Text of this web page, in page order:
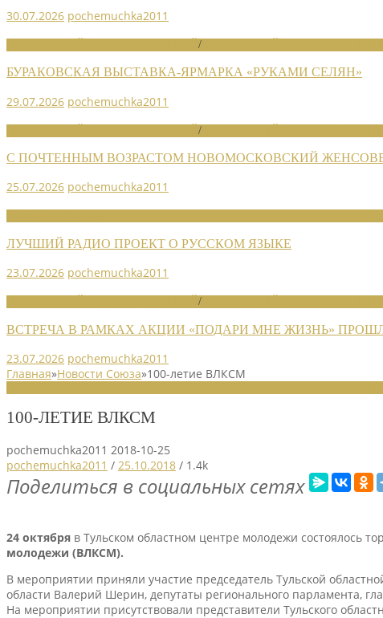
30.07.2026 pochemuchka2011
/
БУРАКОВСКАЯ ВЫСТАВКА-ЯРМАРКА «РУКАМИ СЕЛЯН»
29.07.2026 pochemuchka2011
/
С ПОЧТЕННЫМ ВОЗРАСТОМ НОВОМОСКОВСКИЙ
25.07.2026 pochemuchka2011
ЛУЧШИЙ РАДИО ПРОЕКТ О РУССКОМ ЯЗЫКЕ
23.07.2026 pochemuchka2011
/
ВСТРЕЧА В РАМКАХ АКЦИИ «ПОДАРИ МНЕ ЖИЗНЬ»
23.07.2026 pochemuchka2011
Главная»Новости Союза»100-летие ВЛКСМ
100-ЛЕТИЕ ВЛКСМ
pochemuchka2011 2018-10-25
pochemuchka2011 / 25.10.2018 / 1.4k
Поделиться в социальных сетях
24 октября в Тульском областном центре молодежи состоялось
молодежи (ВЛКСМ).
В мероприятии приняли участие председатель Тульской
области Валерий Шерин, депутаты регионального парламента,
На мероприятии присутствовали представители Тульского